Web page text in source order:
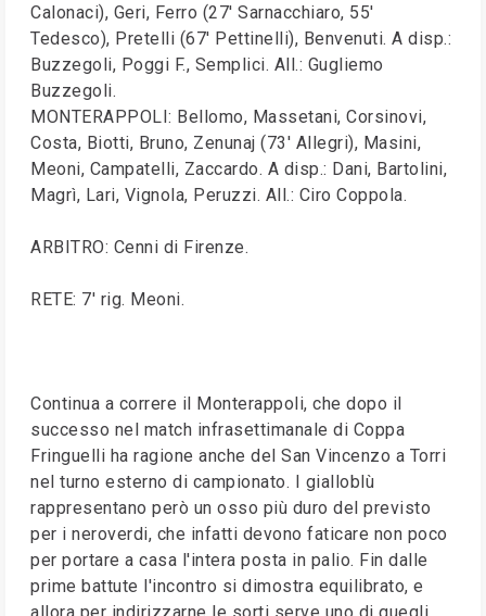
Calonaci), Geri, Ferro (27' Sarnacchiaro, 55'
Tedesco), Pretelli (67' Pettinelli), Benvenuti. A disp.:
Buzzegoli, Poggi F., Semplici. All.: Gugliemo
Buzzegoli.
MONTERAPPOLI: Bellomo, Massetani, Corsinovi,
Costa, Biotti, Bruno, Zenunaj (73' Allegri), Masini,
Meoni, Campatelli, Zaccardo. A disp.: Dani, Bartolini,
Magrì, Lari, Vignola, Peruzzi. All.: Ciro Coppola.
ARBITRO: Cenni di Firenze.
RETE: 7' rig. Meoni.
Continua a correre il Monterappoli, che dopo il
successo nel match infrasettimanale di Coppa
Fringuelli ha ragione anche del San Vincenzo a Torri
nel turno esterno di campionato. I gialloblù
rappresentano però un osso più duro del previsto
per i neroverdi, che infatti devono faticare non poco
per portare a casa l'intera posta in palio. Fin dalle
prime battute l'incontro si dimostra equilibrato, e